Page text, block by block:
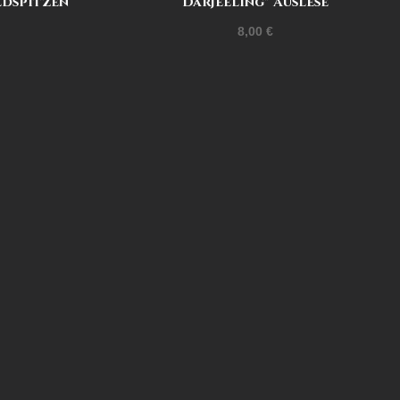
8,00 €